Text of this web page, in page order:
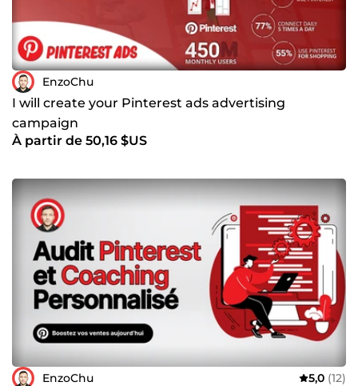
EnzoChu
I will create your Pinterest ads advertising
campaign
À partir de 50,16 $US
EnzoChu 5,0 (12)